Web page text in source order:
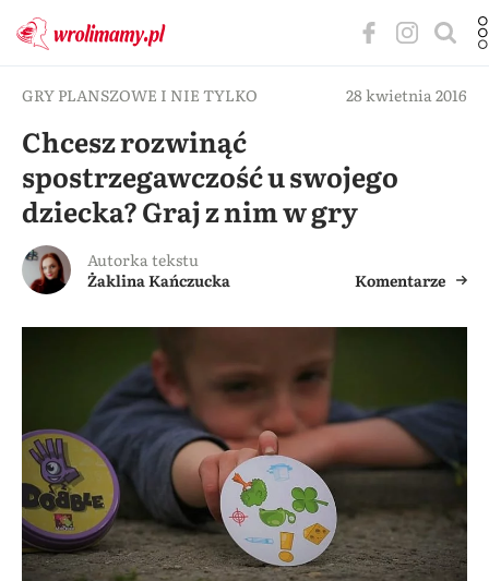
GRY PLANSZOWE I NIE TYLKO 28 kwietnia 2016
Chcesz rozwinąć
spostrzegawczość u swojego
dziecka? Graj z nim w gry
Autorka tekstu
Żaklina Kańczucka
Komentarze